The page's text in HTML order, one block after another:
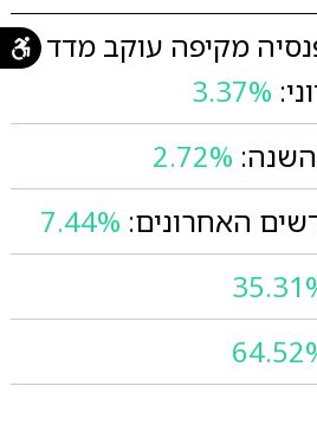
מקיפה עוקב מדד
3.37%
2.72%
7.44%